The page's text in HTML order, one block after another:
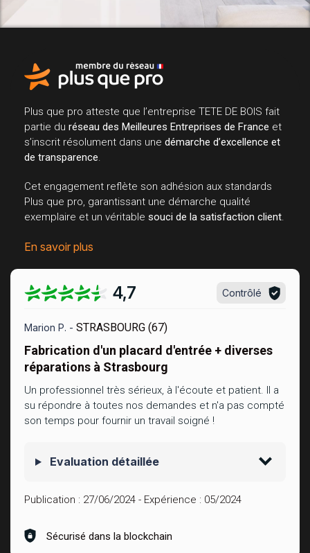
Plus que pro atteste que l’entreprise TETE DE BOIS fait
partie du réseau des Meilleures Entreprises de France et
s’inscrit résolument dans une démarche d’excellence et
de transparence.
Cet engagement reflète son adhésion aux standards
Plus que pro, garantissant une démarche qualité
exemplaire et un véritable souci de la satisfaction client.
En savoir plus
4,7 Contrôlé
Marion P. - STRASBOURG (67)
Fabrication d'un placard d'entrée + diverses
réparations à Strasbourg
Un professionnel très sérieux, à l'écoute et patient. Il a
su répondre à toutes nos demandes et n'a pas compté
son temps pour fournir un travail soigné !
Evaluation détaillée
Publication : 27/06/2024 - Expérience : 05/2024
Sécurisé dans la blockchain